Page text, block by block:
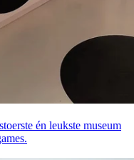
én leukste museum